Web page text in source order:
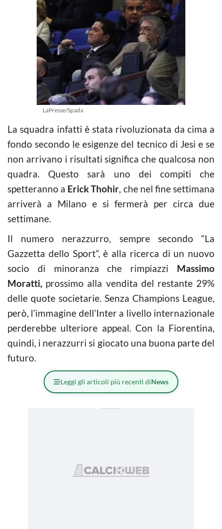
LaPresse/Spada
La squadra infatti è stata rivoluzionata da cima a
fondo secondo le esigenze del tecnico di Jesi e se
non arrivano i risultati significa che qualcosa non
quadra. Questo sarà uno dei compiti che
spetteranno a Erick Thohir, che nel fine settimana
arriverà a Milano e si fermerà per circa due
settimane.
Il numero nerazzurro, sempre secondo “La
Gazzetta dello Sport”, è alla ricerca di un nuovo
socio di minoranza che rimpiazzi Massimo
Moratti, prossimo alla vendita del restante 29%
delle quote societarie. Senza Champions League,
però, l’immagine dell’Inter a livello internazionale
perderebbe ulteriore appeal. Con la Fiorentina,
quindi, i nerazzurri si giocato una buona parte del
futuro.
Leggi gli articoli più recenti diNews